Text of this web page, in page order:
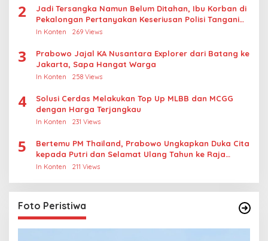
2
Jadi Tersangka Namun Belum Ditahan, Ibu Korban di
Pekalongan Pertanyakan Keseriusan Polisi Tangani
Kasus Rudapksa Sampai Anaknya Hamil
In Konten 269 Views
3
Prabowo Jajal KA Nusantara Explorer dari Batang ke
Jakarta, Sapa Hangat Warga
In Konten 258 Views
4
Solusi Cerdas Melakukan Top Up MLBB dan MCGG
dengan Harga Terjangkau
In Konten 231 Views
5
Bertemu PM Thailand, Prabowo Ungkapkan Duka Cita
kepada Putri dan Selamat Ulang Tahun ke Raja
Thailand
In Konten 211 Views
Foto Peristiwa